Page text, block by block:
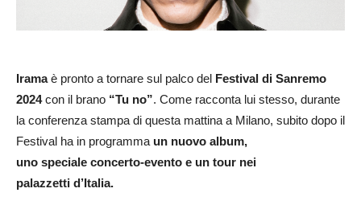
Iramaè pronto a tornare sul palco del Festival di Sanremo
2024con il brano “Tu no”. Come racconta lui stesso, durante
la conferenza stampa di questa mattina a Milano, subito dopo il
Festival ha in programma un nuovo album,
uno speciale concerto-evento e un tour nei
palazzetti d’Italia.